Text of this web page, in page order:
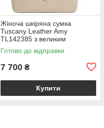
Жіноча шкіряна сумка
Tuscany Leather Amy
TL142385 з великим
відділенням і плечовим
ременем, бежева
Готово до відправки
7 700 ₴
Купити